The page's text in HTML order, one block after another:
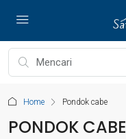
Home Pondok cabe
PONDOK CABE